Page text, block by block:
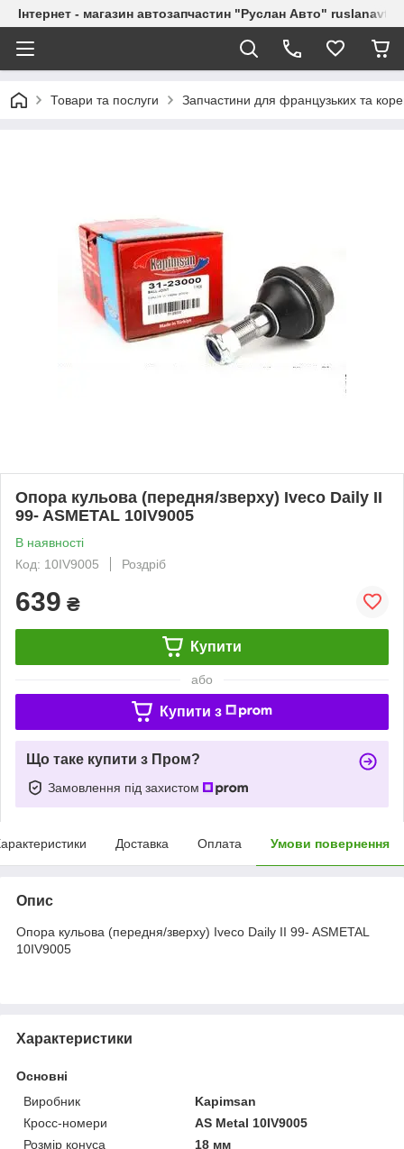
Інтернет - магазин автозапчастин "Руслан Авто"
Товари та послуги Запчастини для французьких та
Опора кульова (передня/зверху) Iveco Daily II
99- ASMETAL 10IV9005
В наявності
Код: 10IV9005
Роздріб
639 ₴
Купити
або
Купити з
Що таке купити з Пром?
Замовлення під захистом
Доставка Оплата Умови повернення
Опис
Опора кульова (передня/зверху) Iveco Daily II 99- ASMETAL
10IV9005
Характеристики
Основні
Виробник
Kapimsan
Кросс-номери
AS Metal 10IV9005
Розмір конуса
18 мм